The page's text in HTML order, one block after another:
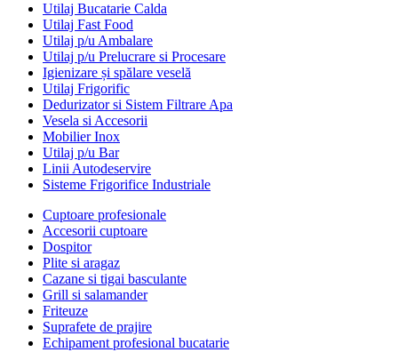
Utilaj Bucatarie Calda
Utilaj Fast Food
Utilaj p/u Ambalare
Utilaj p/u Prelucrare si Procesare
Igienizare și spălare veselă
Utilaj Frigorific
Dedurizator si Sistem Filtrare Apa
Vesela si Accesorii
Mobilier Inox
Utilaj p/u Bar
Linii Autodeservire
Sisteme Frigorifice Industriale
Cuptoare profesionale
Accesorii cuptoare
Dospitor
Plite si aragaz
Cazane si tigai basculante
Grill si salamander
Friteuze
Suprafete de prajire
Echipament profesional bucatarie